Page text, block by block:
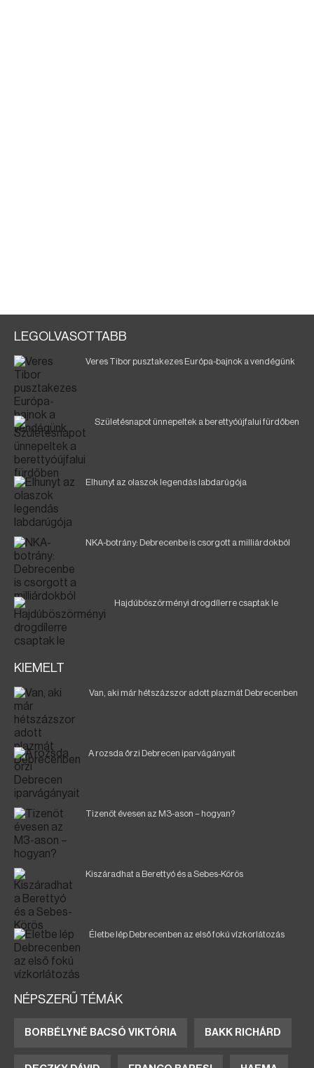
LEGOLVASOTTABB
Veres Tibor pusztakezes Európa-bajnok a vendégünk
Születésnapot ünnepeltek a berettyóújfalui fürdőben
Elhunyt az olaszok legendás labdarúgója
NKA-botrány: Debrecenbe is csorgott a milliárdokból
Hajdúböszörményi drogdílerre csaptak le
KIEMELT
Van, aki már hétszázszor adott plazmát Debrecenben
A rozsda őrzi Debrecen iparvágányait
Tizenöt évesen az M3-ason – hogyan?
Kiszáradhat a Berettyó és a Sebes-Körös
Életbe lép Debrecenben az első fokú vízkorlátozás
NÉPSZERŰ TÉMÁK
BORBÉLYNÉ BACSÓ VIKTÓRIA BAKK RICHÁRD